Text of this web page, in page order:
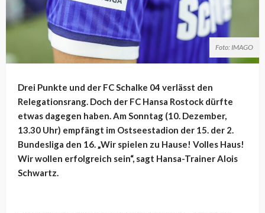
Foto: IMAGO
Drei Punkte und der FC Schalke 04 verlässt den
Relegationsrang. Doch der FC Hansa Rostock dürfte
etwas dagegen haben. Am Sonntag (10. Dezember,
13.30 Uhr) empfängt im Ostseestadion der 15. der 2.
Bundesliga den 16. „Wir spielen zu Hause! Volles Haus!
Wir wollen erfolgreich sein“, sagt Hansa-Trainer Alois
Schwartz.